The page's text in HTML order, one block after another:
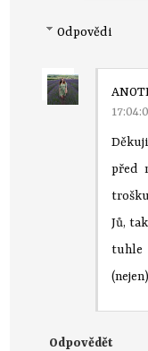
Odpovědi
před
Jů,
tuhle
Odpovědět